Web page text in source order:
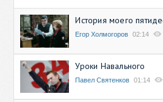
История моего
Егор Холмогоров 02:14
Уроки Навального
Павел Святенков 01:14